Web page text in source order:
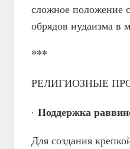
сложное положение
обрядов иудаизма в
***
РЕЛИГИОЗНЫЕ
· Поддержка
Для создания